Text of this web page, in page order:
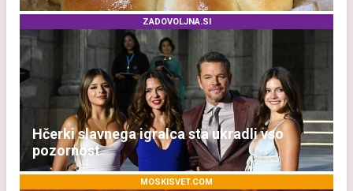
ZADOVOLJNA.SI
Hčerki slavnega igralca sta ukradli vso
pozornost
MOSKISVET.COM